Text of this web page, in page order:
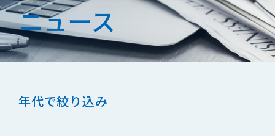
ニュース
年代で絞り込み